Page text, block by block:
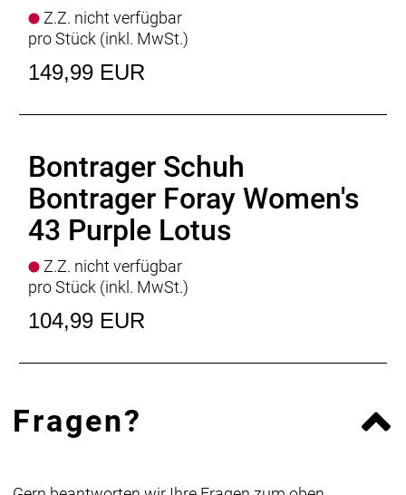
Z.Z. nicht verfügbar
pro Stück (inkl. MwSt.)
149,99 EUR
Bontrager Schuh
Bontrager Foray Women's
43 Purple Lotus
Z.Z. nicht verfügbar
pro Stück (inkl. MwSt.)
104,99 EUR
Fragen?